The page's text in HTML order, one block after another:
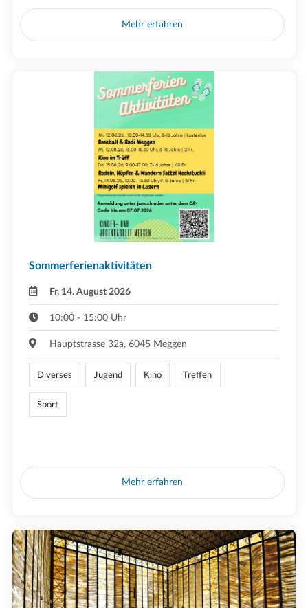
Mehr erfahren
Sommerferienaktivitäten
Fr, 14. August 2026
10:00 - 15:00 Uhr
Hauptstrasse 32a, 6045 Meggen
Diverses Jugend Kino Treffen
Sport
Mehr erfahren